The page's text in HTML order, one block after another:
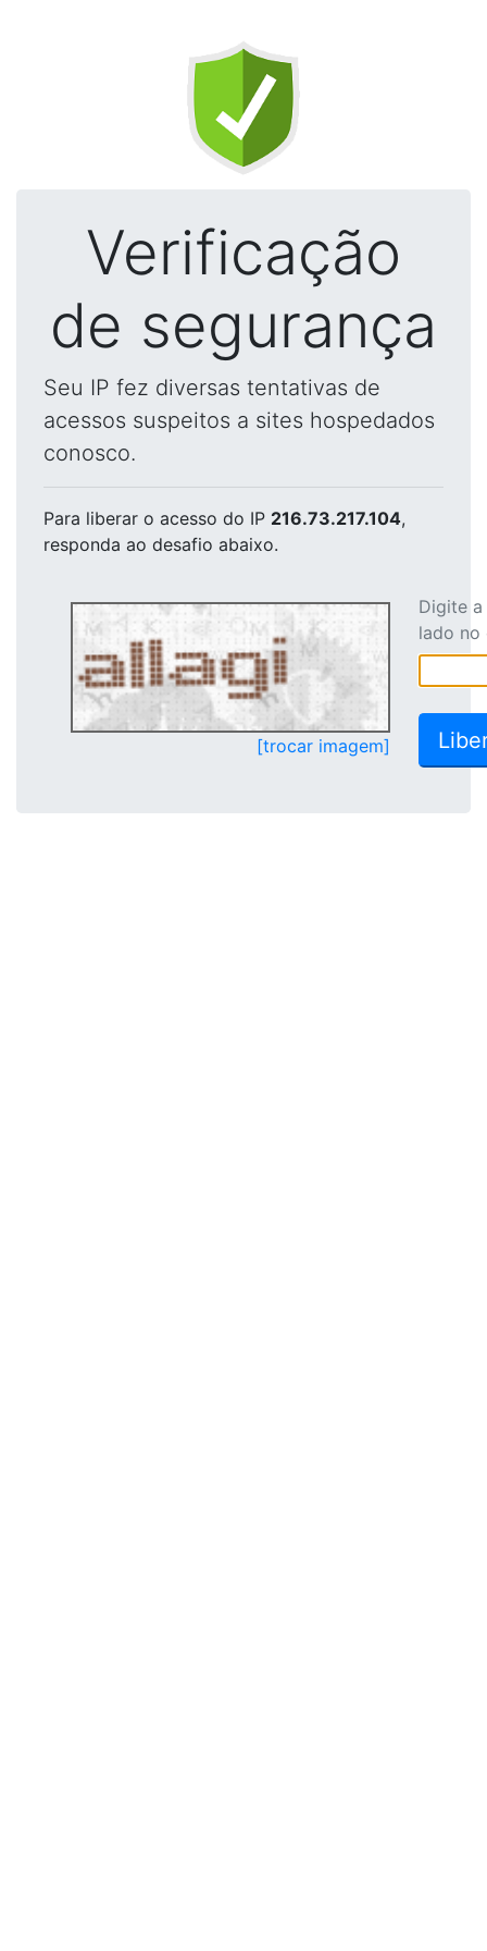
Verificação
de segurança
Seu IP fez diversas tentativas de
acessos suspeitos a sites hospedados
conosco.
Para liberar o acesso do IP 216.73.217.104,
responda ao desafio abaixo.
[trocar imagem]
Digite
lado no